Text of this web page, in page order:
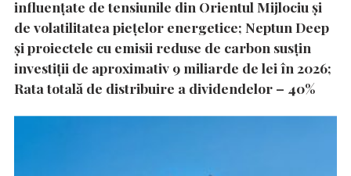
influențate de tensiunile din Orientul Mijlociu și
de volatilitatea piețelor energetice; Neptun Deep
și proiectele cu emisii reduse de carbon susțin
investiții de aproximativ 9 miliarde de lei în 2026;
Rata totală de distribuire a dividendelor – 40%